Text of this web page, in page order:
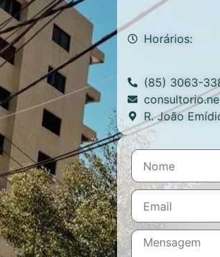
Horários:
(85) 3063-
R. João